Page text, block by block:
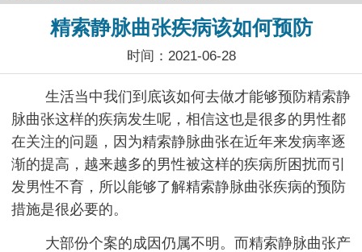
精索静脉曲张疾病该如何预防
时间：2021-06-28
生活当中我们到底该如何去做才能够预防精索静
脉曲张这样的疾病发生呢，相信这也是很多的男性都
在关注的问题，因为精索静脉曲张在近年来发病率逐
渐的提高，越来越多的男性被这样的疾病所困扰而引
发男性不育，所以能够了解精索静脉曲张疾病的预防
措施是很必要的。
大部份个案的成因仍属不明。而精索静脉曲张产